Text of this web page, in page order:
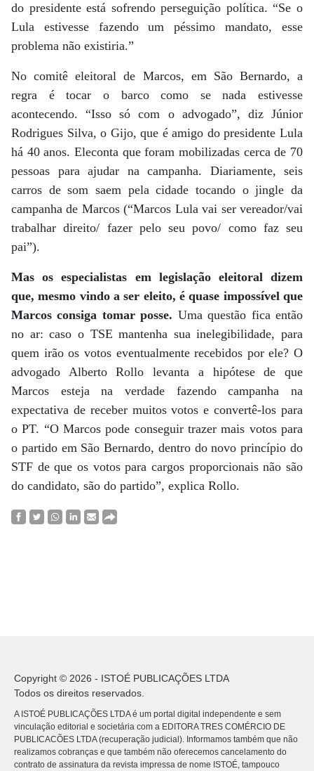
do presidente está sofrendo perseguição política. “Se o
Lula estivesse fazendo um péssimo mandato, esse
problema não existiria.”
No comitê eleitoral de Marcos, em São Bernardo, a
regra é tocar o barco como se nada estivesse
acontecendo. “Isso só com o advogado”, diz Júnior
Rodrigues Silva, o Gijo, que é amigo do presidente Lula
há 40 anos. Eleconta que foram mobilizadas cerca de 70
pessoas para ajudar na campanha. Diariamente, seis
carros de som saem pela cidade tocando o jingle da
campanha de Marcos (“Marcos Lula vai ser vereador/vai
trabalhar direito/ fazer pelo seu povo/ como faz seu
pai”).
Mas os especialistas em legislação eleitoral dizem
que, mesmo vindo a ser eleito, é quase impossível que
Marcos consiga tomar posse. Uma questão fica então
no ar: caso o TSE mantenha sua inelegibilidade, para
quem irão os votos eventualmente recebidos por ele? O
advogado Alberto Rollo levanta a hipótese de que
Marcos esteja na verdade fazendo campanha na
expectativa de receber muitos votos e convertê-los para
o PT. “O Marcos pode conseguir trazer mais votos para
o partido em São Bernardo, dentro do novo princípio do
STF de que os votos para cargos proporcionais não são
do candidato, são do partido”, explica Rollo.
Copyright © 2026 - ISTOÉ PUBLICAÇÕES LTDA
Todos os direitos reservados.
A ISTOÉ PUBLICAÇÕES LTDA é um portal digital independente e sem
vinculação editorial e societária com a EDITORA TRES COMÉRCIO DE
PUBLICACÕES LTDA (recuperação judicial). Informamos também que não
realizamos cobranças e que também não oferecemos cancelamento do
contrato de assinatura da revista impressa de nome ISTOÉ, tampouco